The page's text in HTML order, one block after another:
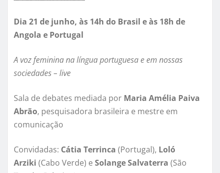
Dia 21 de junho, às 14h do Brasil e às 18h de
Angola e Portugal
A voz feminina na língua portuguesa e em nossas
sociedades – live
Sala de debates mediada por Maria Amélia Paiva
Abrão, pesquisadora brasileira e mestre em
comunicação
Convidadas: Cátia Terrinca (Portugal), Loló
Arziki (Cabo Verde) e Solange Salvaterra (São